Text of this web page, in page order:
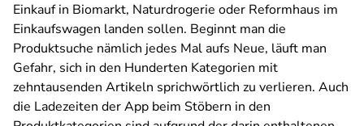
Einkauf in Biomarkt, Naturdrogerie oder Reformhaus im
Einkaufswagen landen sollen. Beginnt man die
Produktsuche nämlich jedes Mal aufs Neue, läuft man
Gefahr, sich in den Hunderten Kategorien mit
zehntausenden Artikeln sprichwörtlich zu verlieren. Auch
die Ladezeiten der App beim Stöbern in den